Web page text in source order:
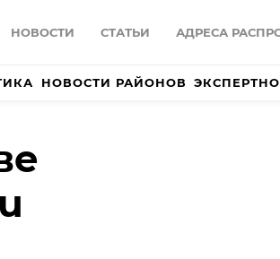
НОВОСТИ СТАТЬИ АДРЕСА
НОВОСТИ РАЙОНОВ